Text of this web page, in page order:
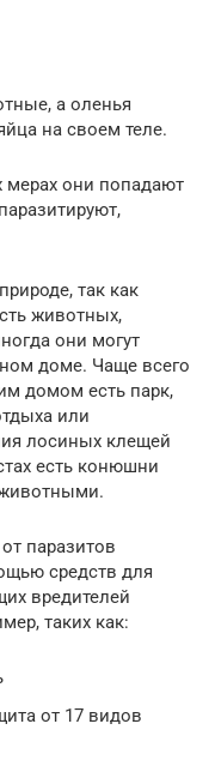
а оленья
на своем теле.
мерах они попадают
так как
животных,
они могут
доме. Чаще всего
домом есть парк,
или
лосиных клещей
есть конюшни
паразитов
средств для
вредителей
таких как:
от 17 видов